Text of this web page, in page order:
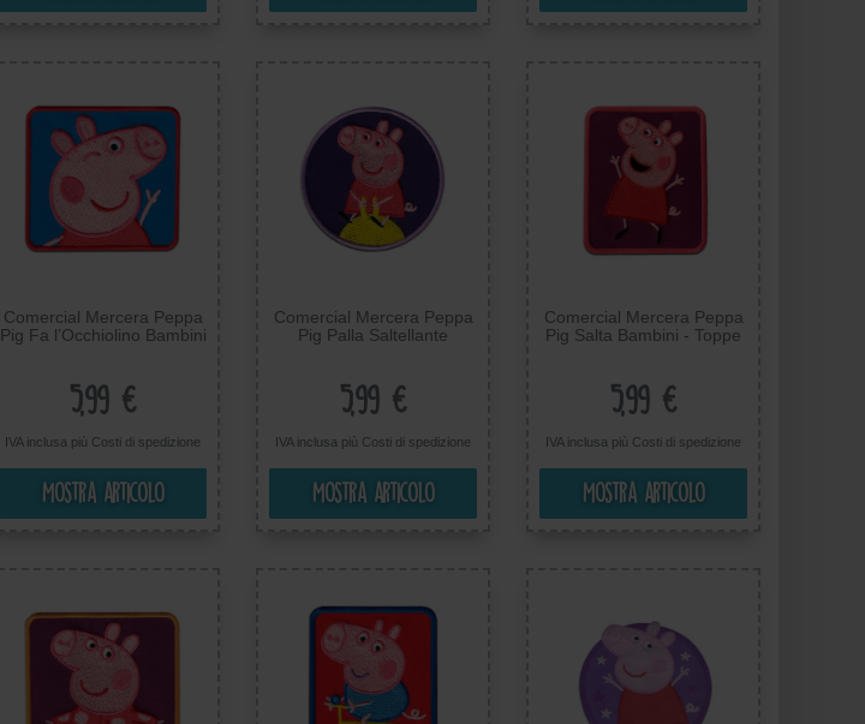
Comercial Mercera Peppa
Pig Fa l’Occhiolino Bambini
Misura: 6 x 6 cm
5,99 €
IVA inclusa più Costi di spedizione
Mostra articolo
Comercial Mercera Peppa
Pig Palla Saltellante
Ricamate, Misura: 6,7 x
5,6 cm
5,99 €
IVA inclusa più Costi di spedizione
Mostra articolo
Comercial Mercera Peppa
Pig Salta Bambini - Toppe
cm
5,99 €
IVA inclusa più Costi di spedizione
Mostra articolo